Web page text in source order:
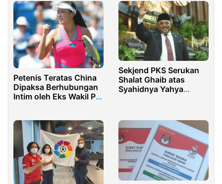
Petenis Teratas China
Dipaksa Berhubungan
Intim oleh Eks Wakil PM
Sekjend PKS Serukan
Shalat Ghaib atas
Syahidnya Yahya